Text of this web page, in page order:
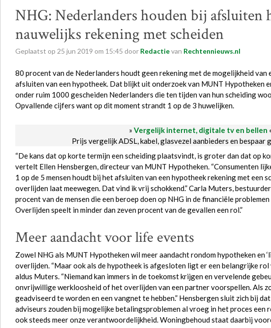
NHG: Nederlanders houden bij afsluiten
nauwelijks rekening met scheiden
Geplaatst op 25 jun 2019 om 15:45 door Redactievan Rechtennieuws.nl
80 procent van de Nederlanders houdt geen rekening met de mogelijkheid
afsluiten van een hypotheek. Dat blijkt uit onderzoek van MUNT Hypotheken
onder ruim 1000 gescheiden Nederlanders die ten tijden van hun scheiding
Opvallende cijfers want op dit moment strandt 1 op de 3 huwelijken.
» Vergelijk internet, digitale tv en bellen
Prijs vergelijk ADSL, kabel, glasvezel aanbieders en bespaar
“De kans dat op korte termijn een scheiding plaatsvindt, is groter dan dat op
vertelt Ellen Hensbergen, directeur van MUNT Hypotheken. “Consumenten
1 op de 5 mensen houdt bij het afsluiten van een hypotheek rekening met een
overlijden laat meewegen. Dat vind ik vrij schokkend.” Carla Muters,
procent van de mensen die een beroep doen op NHG in de financiële
Overlijden speelt in minder dan zeven procent van de gevallen een rol.”
Meer aandacht voor life events
Zowel NHG als MUNT Hypotheken wil meer aandacht rondom hypotheken en
overlijden. “Maar ook als de hypotheek is afgesloten ligt er een belangrijke rol
aldus Muters. “Niemand kan immers in de toekomst krijgen en vervelende
onvrijwillige werkloosheid of het overlijden van een partner voorspellen. Als
geadviseerd te worden en een vangnet te hebben.” Hensbergen sluit zich bij
adviseurs zouden bij mogelijke betalingsproblemen al vroeg in het proces een
ook steeds meer onze verantwoordelijkheid. Woningbehoud staat daarbij